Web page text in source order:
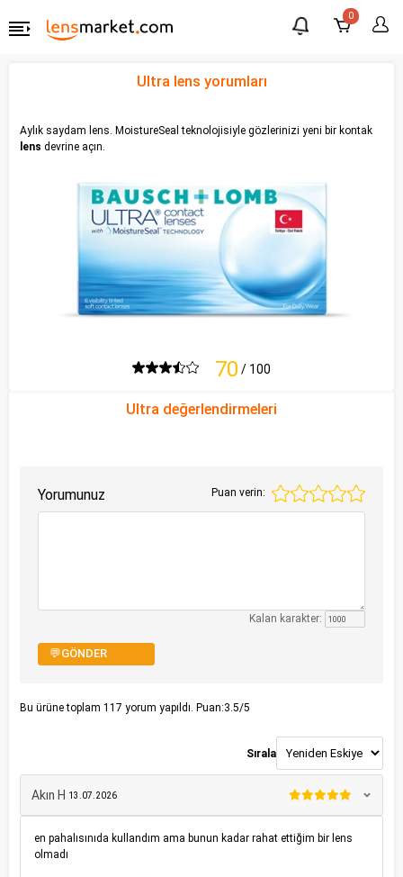
0
Ultra lens yorumları
Aylık saydam lens. MoistureSeal teknolojisiyle gözlerinizi yeni bir kontak
lens devrine açın.
70 / 100
Ultra değerlendirmeleri
Yorumunuz Puan verin:
Kalan karakter:
💬GÖNDER
Bu ürüne toplam 117 yorum yapıldı. Puan:3.5/5
Sırala
Akın H 13.07.2026
en pahalısınıda kullandım ama bunun kadar rahat ettiğim bir lens
olmadı